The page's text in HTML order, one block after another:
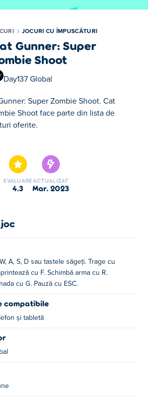
JOCURI CU ÎMPUSCĂTURI
Gunner: Super
Shoot
Day137 Global
Super Zombie Shoot. Cat
Shoot face parte din lista de
oferite.
oferite.
EVALUARE
4.3
ACTUALIZAT
mar. 2023
A, S, D sau tastele săgeți. Trage cu
cu F. Schimbă arma cu R.
cu G. Pauză cu ESC.
compatibile
și tabletă